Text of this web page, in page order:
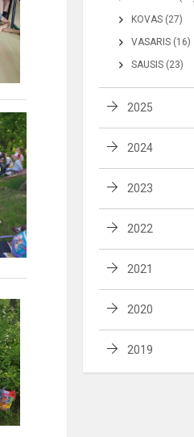
KOVAS (27)
VASARIS (16)
SAUSIS (23)
2025
2024
2023
2022
2021
2020
2019